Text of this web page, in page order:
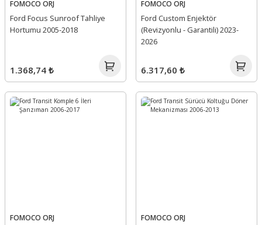
FOMOCO ORJ
Ford Focus Sunroof Tahliye
Hortumu 2005-2018
1.368,74 ₺
FOMOCO ORJ
Ford Custom Enjektör
(Revizyonlu - Garantili) 2023-
2026
6.317,60 ₺
FOMOCO ORJ FOMOCO ORJ